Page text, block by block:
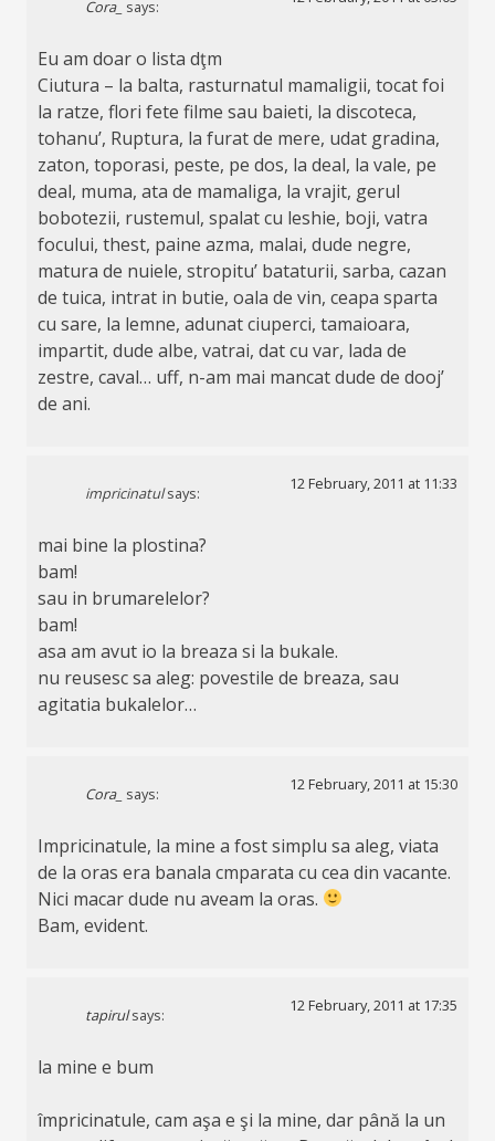
Cora_ says:
Eu am doar o lista dţm
Ciutura – la balta, rasturnatul mamaligii, tocat foi
la ratze, flori fete filme sau baieti, la discoteca,
tohanu’, Ruptura, la furat de mere, udat gradina,
zaton, toporasi, peste, pe dos, la deal, la vale, pe
deal, muma, ata de mamaliga, la vrajit, gerul
bobotezii, rustemul, spalat cu leshie, boji, vatra
focului, thest, paine azma, malai, dude negre,
matura de nuiele, stropitu’ bataturii, sarba, cazan
de tuica, intrat in butie, oala de vin, ceapa sparta
cu sare, la lemne, adunat ciuperci, tamaioara,
impartit, dude albe, vatrai, dat cu var, lada de
zestre, caval… uff, n-am mai mancat dude de dooj’
de ani.
impricinatul says:
12 February, 2011 at 11:33
mai bine la plostina?
bam!
sau in brumarelelor?
bam!
asa am avut io la breaza si la bukale.
nu reusesc sa aleg: povestile de breaza, sau
agitatia bukalelor…
Cora_ says:
12 February, 2011 at 15:30
Impricinatule, la mine a fost simplu sa aleg, viata
de la oras era banala cmparata cu cea din vacante.
Nici macar dude nu aveam la oras.
Bam, evident.
tapirul says:
12 February, 2011 at 17:35
la mine e bum
împricinatule, cam aşa e şi la mine, dar până la un